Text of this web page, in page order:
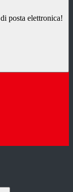
posta elettronica!